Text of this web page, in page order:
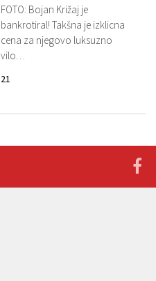
FOTO: Bojan Križaj je
bankrotiral! Takšna je izklicna
cena za njegovo luksuzno
vilo…
21